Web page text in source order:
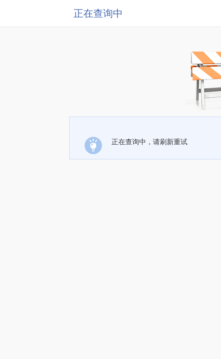
正在查询中
正在查询中，请刷新重试